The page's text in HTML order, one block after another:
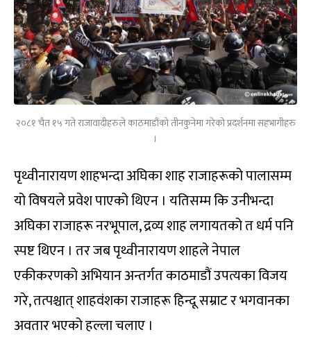
२०८१ चैत १५ गते राजावादीहरुले काठमाडौंको तीनकुनेमा गरेको प्रदर्शनमा सहभागीहरु
।
पृथ्वीनारायण शाहभन्दा अघिका शाह राजाहरूको पालासम्म
यो विषयले प्रवेश पाएको थिएन । यतिसम्म कि उनीभन्दा
अघिका राजाहरू नरभूपाल, द्रव्य शाह लगायतको त धर्म पनि
स्पष्ट थिएन । तर जब पृथ्वीनारायण शाहले नेपाल
एकीकरणको अभियान अन्तर्गत काठमाडौं उपत्यका विजय
गरे, तत्पश्चात् शाहवंशका राजाहरू हिन्दू सम्राट र भगवानका
अवतार भएको हल्ला चलाए ।